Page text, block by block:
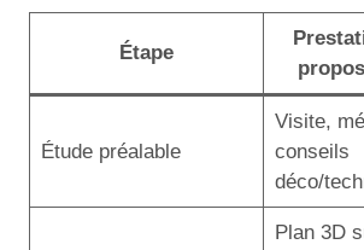
Étape
Étude préalable
Visite,
conseils
déco/
Plan 3D